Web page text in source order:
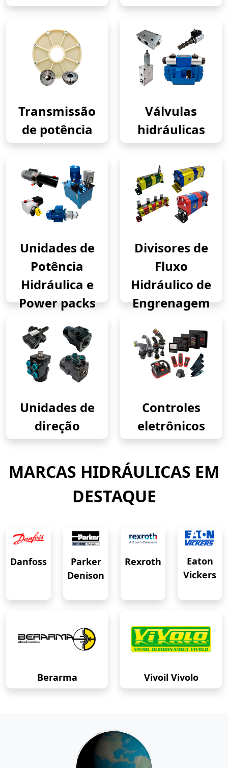
Transmissão
de potência
Válvulas
hidráulicas
Unidades de
Potência
Hidráulica e
Power packs
Divisores de
Fluxo
Hidráulico de
Engrenagem
Unidades de
direção
Controles
eletrônicos
MARCAS HIDRÁULICAS EM
DESTAQUE
Danfoss
Parker
Denison
Rexroth
Eaton
Vickers
Berarma Vivoil Vivolo